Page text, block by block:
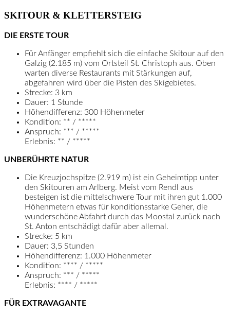
SKITOUR & KLETTERSTEIG
DIE ERSTE TOUR
Für Anfänger empfiehlt sich die einfache Skitour auf den
Galzig (2.185 m) vom Ortsteil St. Christoph aus. Oben
warten diverse Restaurants mit Stärkungen auf,
abgefahren wird über die Pisten des Skigebietes.
Strecke: 3 km
Dauer: 1 Stunde
Höhendifferenz: 300 Höhenmeter
Kondition: ** / *****
Anspruch: *** / *****
Erlebnis: ** / *****
UNBERÜHRTE NATUR
Die Kreuzjochspitze (2.919 m) ist ein Geheimtipp unter
den Skitouren am Arlberg. Meist vom Rendl aus
besteigen ist die mittelschwere Tour mit ihren gut 1.000
Höhenmetern etwas für konditionsstarke Geher, die
wunderschöne Abfahrt durch das Moostal zurück nach
St. Anton entschädigt dafür aber allemal.
Strecke: 5 km
Dauer: 3,5 Stunden
Höhendifferenz: 1.000 Höhenmeter
Kondition: **** / *****
Anspruch: *** / *****
Erlebnis: **** / *****
FÜR EXTRAVAGANTE